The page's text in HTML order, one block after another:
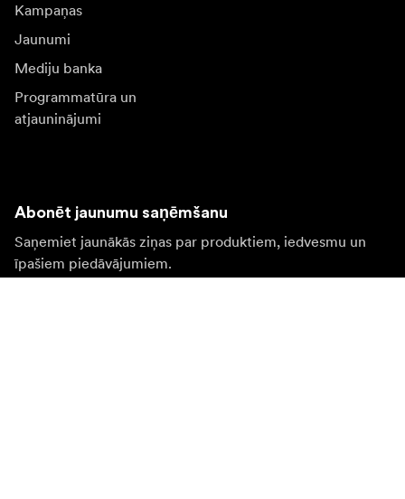
Kampaņas
Jaunumi
Mediju banka
Programmatūra un
atjauninājumi
Abonēt jaunumu saņēmšanu
Saņemiet jaunākās ziņas par produktiem, iedvesmu un
īpašiem piedāvājumiem.